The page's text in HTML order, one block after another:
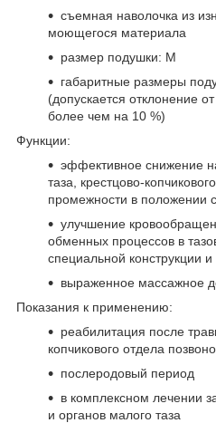
съемная наволочка из
моющегося материала
размер подушки: М
габаритные размеры
(допускается отклонение
более чем на 10 %)
Функции:
эффективное снижение
таза, крестцово-
промежности в положении
улучшение
обменных процессов в
специальной конструкции
выраженное массажное
Показания к применению:
реабилитация после
копчикового отдела
послеродовый период
в комплексном лечении
и органов малого таза